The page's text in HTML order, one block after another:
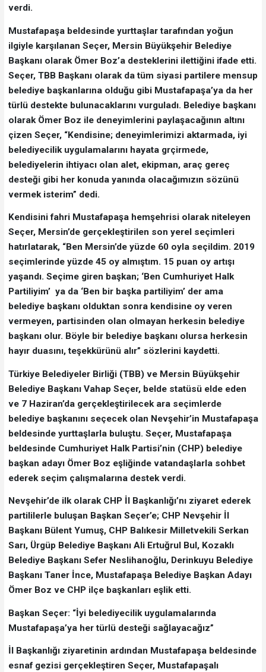
verdi.
Mustafapaşa beldesinde yurttaşlar tarafından yoğun
ilgiyle karşılanan Seçer, Mersin Büyükşehir Belediye
Başkanı olarak Ömer Boz’a desteklerini ilettiğini ifade etti.
Seçer, TBB Başkanı olarak da tüm siyasi partilere mensup
belediye başkanlarına olduğu gibi Mustafapaşa’ya da her
türlü destekte bulunacaklarını vurguladı. Belediye başkanı
olarak Ömer Boz ile deneyimlerini paylaşacağının altını
çizen Seçer, “Kendisine; deneyimlerimizi aktarmada, iyi
belediyecilik uygulamalarını hayata grçirmede,
belediyelerin ihtiyacı olan alet, ekipman, araç gereç
desteği gibi her konuda yanında olacağımızın sözünü
vermek isterim” dedi.
Kendisini fahri Mustafapaşa hemşehrisi olarak niteleyen
Seçer, Mersin’de gerçekleştirilen son yerel seçimleri
hatırlatarak, “Ben Mersin’de yüzde 60 oyla seçildim. 2019
seçimlerinde yüzde 45 oy almıştım. 15 puan oy artışı
yaşandı. Seçime giren başkan; ‘Ben Cumhuriyet Halk
Partiliyim’ ya da ‘Ben bir başka partiliyim’ der ama
belediye başkanı olduktan sonra kendisine oy veren
vermeyen, partisinden olan olmayan herkesin belediye
başkanı olur. Böyle bir belediye başkanı olursa herkesin
hayır duasını, teşekkürünü alır” sözlerini kaydetti.
Türkiye Belediyeler Birliği (TBB) ve Mersin Büyükşehir
Belediye Başkanı Vahap Seçer, belde statüsü elde eden
ve 7 Haziran’da gerçekleştirilecek ara seçimlerde
belediye başkanını seçecek olan Nevşehir’in Mustafapaşa
beldesinde yurttaşlarla buluştu. Seçer, Mustafapaşa
beldesinde Cumhuriyet Halk Partisi’nin (CHP) belediye
başkan adayı Ömer Boz eşliğinde vatandaşlarla sohbet
ederek seçim çalışmalarına destek verdi.
Nevşehir’de ilk olarak CHP İl Başkanlığı’nı ziyaret ederek
partililerle buluşan Başkan Seçer’e; CHP Nevşehir İl
Başkanı Bülent Yumuş, CHP Balıkesir Milletvekili Serkan
Sarı, Ürgüp Belediye Başkanı Ali Ertuğrul Bul, Kozaklı
Belediye Başkanı Sefer Neslihanoğlu, Derinkuyu Belediye
Başkanı Taner İnce, Mustafapaşa Belediye Başkan Adayı
Ömer Boz ve CHP ilçe başkanları eşlik etti.
Başkan Seçer: “İyi belediyecilik uygulamalarında
Mustafapaşa’ya her türlü desteği sağlayacağız”
İl Başkanlığı ziyaretinin ardından Mustafapaşa beldesinde
esnaf gezisi gerçekleştiren Seçer, Mustafapaşalı